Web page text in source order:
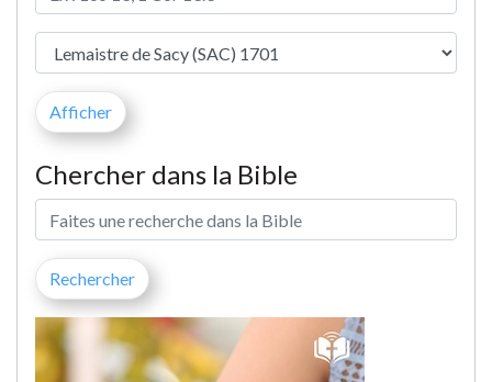
Chercher dans la Bible